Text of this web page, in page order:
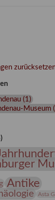
(1 )
Museum(
Antike
Asta